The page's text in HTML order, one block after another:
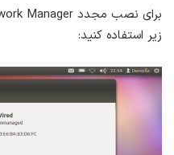
زیر استفاده کنید: